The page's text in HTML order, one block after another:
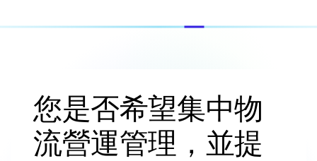
您是否希望集中物
流營運管理，並提